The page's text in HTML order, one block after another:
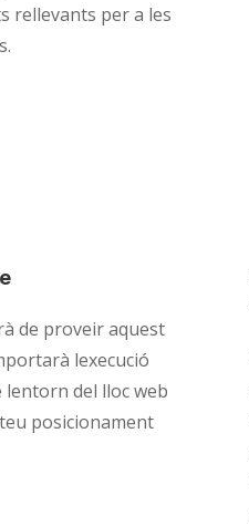
rellevants per a les
de proveir aquest
lexecució
lentorn del lloc web
posicionament